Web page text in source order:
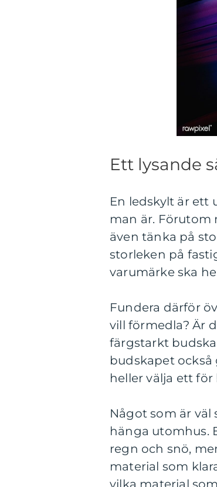
Ett lysande
En ledskylt är ett
man är. Förutom
även tänka på
storleken på
varumärke ska
Fundera därför
vill förmedla? Är
färgstarkt
budskapet
heller välja ett
Något som är väl
hänga utomhus.
regn och snö,
material som
vilka material